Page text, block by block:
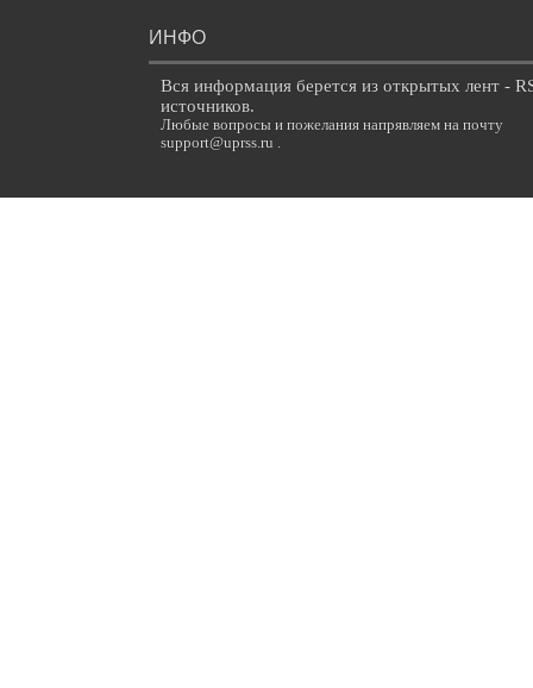
ИНФО
Вся информация берется из открытых лент -
источников.
Любые вопросы и пожелания напрявляем на почту
support@uprss.ru .